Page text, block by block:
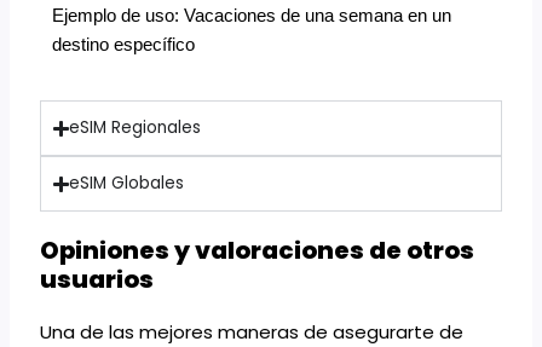
Ejemplo de uso:Vacaciones de una semana en un
destino específico
eSIM Regionales
eSIM Globales
Opiniones y valoraciones de otros
usuarios
Una de las mejores maneras de asegurarte de